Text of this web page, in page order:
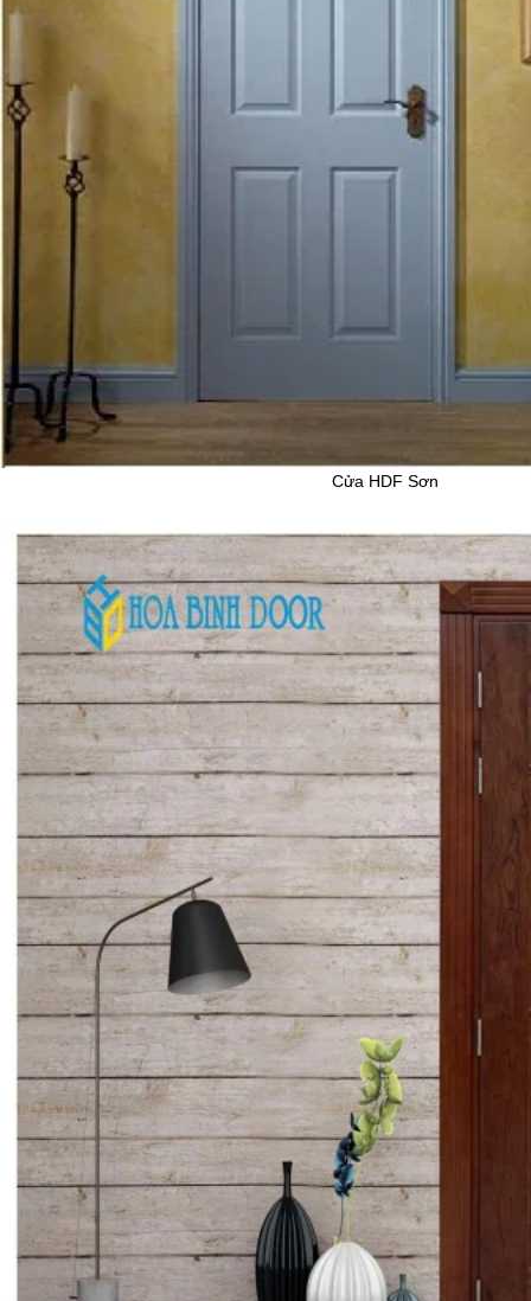
Cửa HDF Sơn